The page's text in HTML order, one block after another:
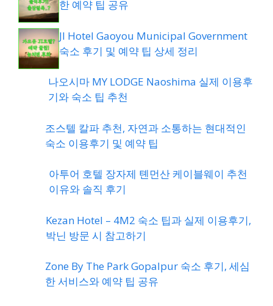
한 예약 팁 공유
JI Hotel Gaoyou Municipal Government
숙소 후기 및 예약 팁 상세 정리
나오시마 MY LODGE Naoshima 실제 이용후
기와 숙소 팁 추천
조스텔 칼파 추천, 자연과 소통하는 현대적인
숙소 이용후기 및 예약 팁
아투어 호텔 장자제 톈먼산 케이블웨이 추천
이유와 솔직 후기
Kezan Hotel – 4M2 숙소 팁과 실제 이용후기,
박닌 방문 시 참고하기
Zone By The Park Gopalpur 숙소 후기, 세심
한 서비스와 예약 팁 공유